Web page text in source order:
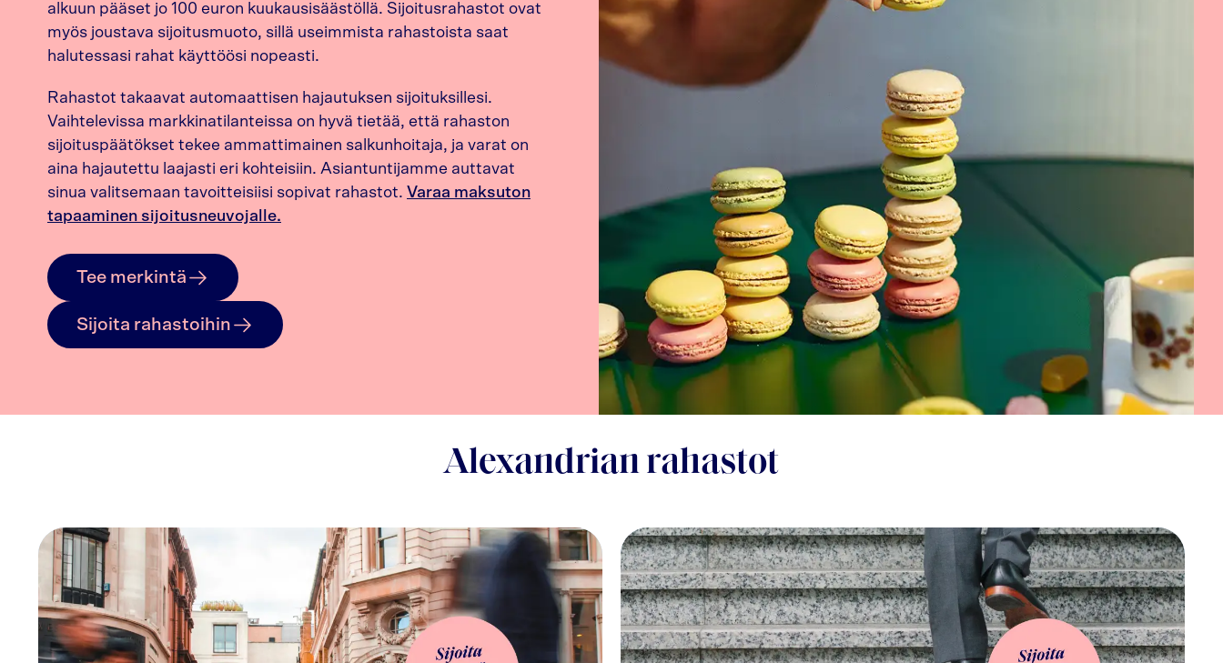
alkuun pääset jo 100 euron kuukausisäästöllä. Sijoitusrahastot ovat
myös joustava sijoitusmuoto, sillä useimmista rahastoista saat
halutessasi rahat käyttöösi nopeasti.
Rahastot takaavat automaattisen hajautuksen sijoituksillesi.
Vaihtelevissa markkinatilanteissa on hyvä tietää, että rahaston
sijoituspäätökset tekee ammattimainen salkunhoitaja, ja varat on
aina hajautettu laajasti eri kohteisiin. Asiantuntijamme auttavat
sinua valitsemaan tavoitteisiisi sopivat rahastot. Varaa maksuton
tapaaminen sijoitusneuvojalle.
Tee merkintä
Sijoita rahastoihin
Alexandrian rahastot